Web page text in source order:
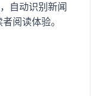
自动识别新闻
阅读体验。